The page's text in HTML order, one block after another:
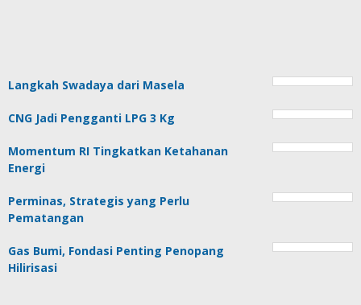
Langkah Swadaya dari Masela
CNG Jadi Pengganti LPG 3 Kg
Momentum RI Tingkatkan Ketahanan
Energi
Perminas, Strategis yang Perlu
Pematangan
Gas Bumi, Fondasi Penting Penopang
Hilirisasi